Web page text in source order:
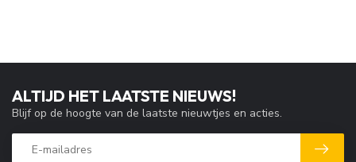
ALTIJD HET LAATSTE NIEUWS!
Blijf op de hoogte van de laatste nieuwtjes en acties.